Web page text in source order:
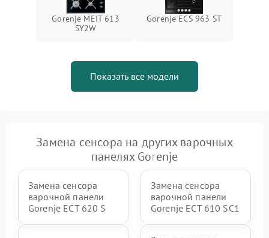
Gorenje MEIT 613
SY2W
Gorenje ECS 963 ST
Показать все модели
Замена сенсора на других варочных
панелях Gorenje
Замена сенсора
варочной панели
Gorenje ECT 620 S
Замена сенсора
варочной панели
Gorenje ECT 610 SC1